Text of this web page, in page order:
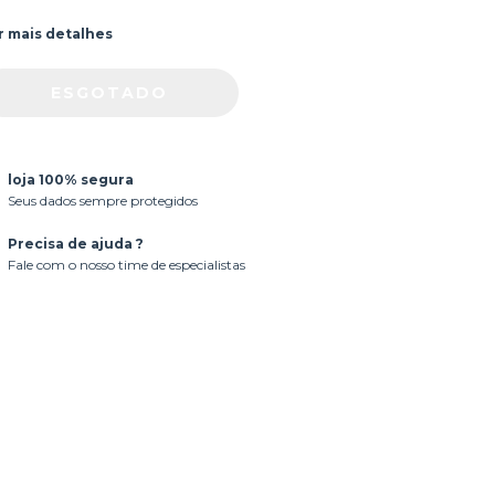
mais detalhes
loja 100% segura
Seus dados sempre protegidos
Precisa de ajuda ?
Fale com o nosso time de especialistas